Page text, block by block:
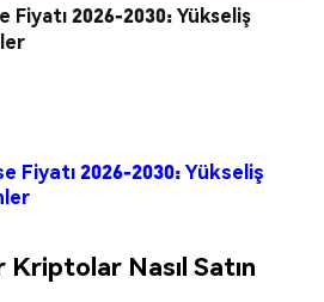
Fiyatı 2026-2030: Yükseliş
Fiyatı 2026-2030: Yükseliş
Nasıl Satın